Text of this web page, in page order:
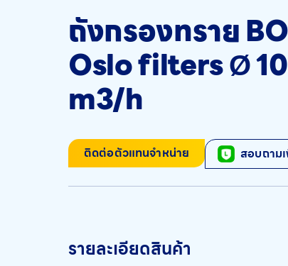
ถังกรองทราย
Oslo filters Ø
m3/h
ติดต่อตัวแทนจำหน่าย สอบถาม
รายละเอียดสินค้า